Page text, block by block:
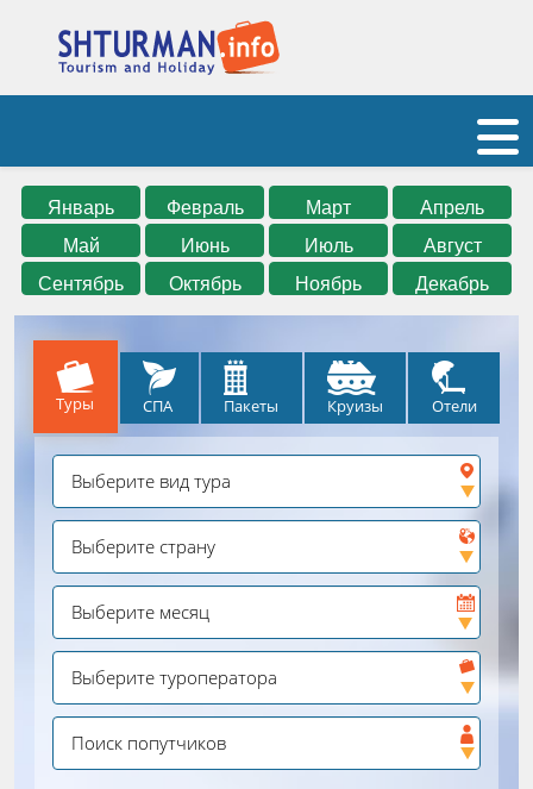
Январь Февраль Март
Апрель
Май
Июнь Июль
Август
Сентябрь
Октябрь Ноябрь Декабрь
Туры СПА Пакеты Круизы Отели